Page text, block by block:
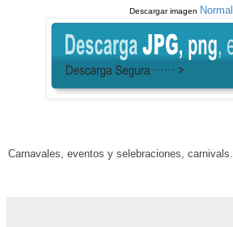
Descargar imagen Normal
Carnavales, eventos y selebraciones, carnivals.